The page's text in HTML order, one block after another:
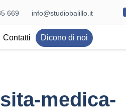
669 info@studiobalillo.it
Contatti Dicono di noi
medica-